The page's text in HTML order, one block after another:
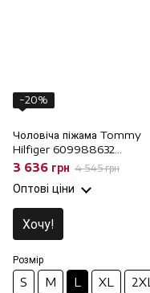
−20%
Чоловіча піжама Tommy
Hilfiger 609988632
футболка, штани, L
3 636 грн 4 545 грн
Оптові ціни
Хочу!
Розмір
S M L XL 2XL